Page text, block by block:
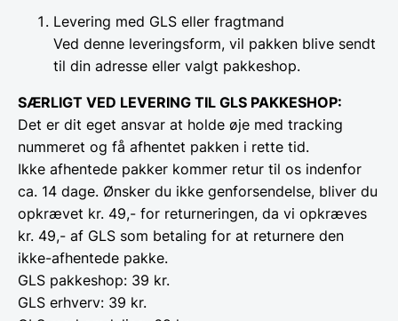
Levering med GLS eller fragtmand
Ved denne leveringsform, vil pakken blive sendt
til din adresse eller valgt pakkeshop.
SÆRLIGT VED LEVERING TIL GLS PAKKESHOP:
Det er dit eget ansvar at holde øje med tracking
nummeret og få afhentet pakken i rette tid.
Ikke afhentede pakker kommer retur til os indenfor
ca. 14 dage. Ønsker du ikke genforsendelse, bliver du
opkrævet kr. 49,- for returneringen, da vi opkræves
kr. 49,- af GLS som betaling for at returnere den
ikke-afhentede pakke.
GLS pakkeshop: 39 kr.
GLS erhverv: 39 kr.